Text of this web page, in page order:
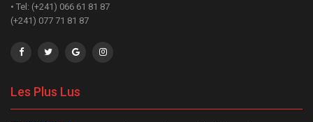
• Tel: (+241) 066 61 81 87
(+241) 077 71 81 87
Les Plus Lus